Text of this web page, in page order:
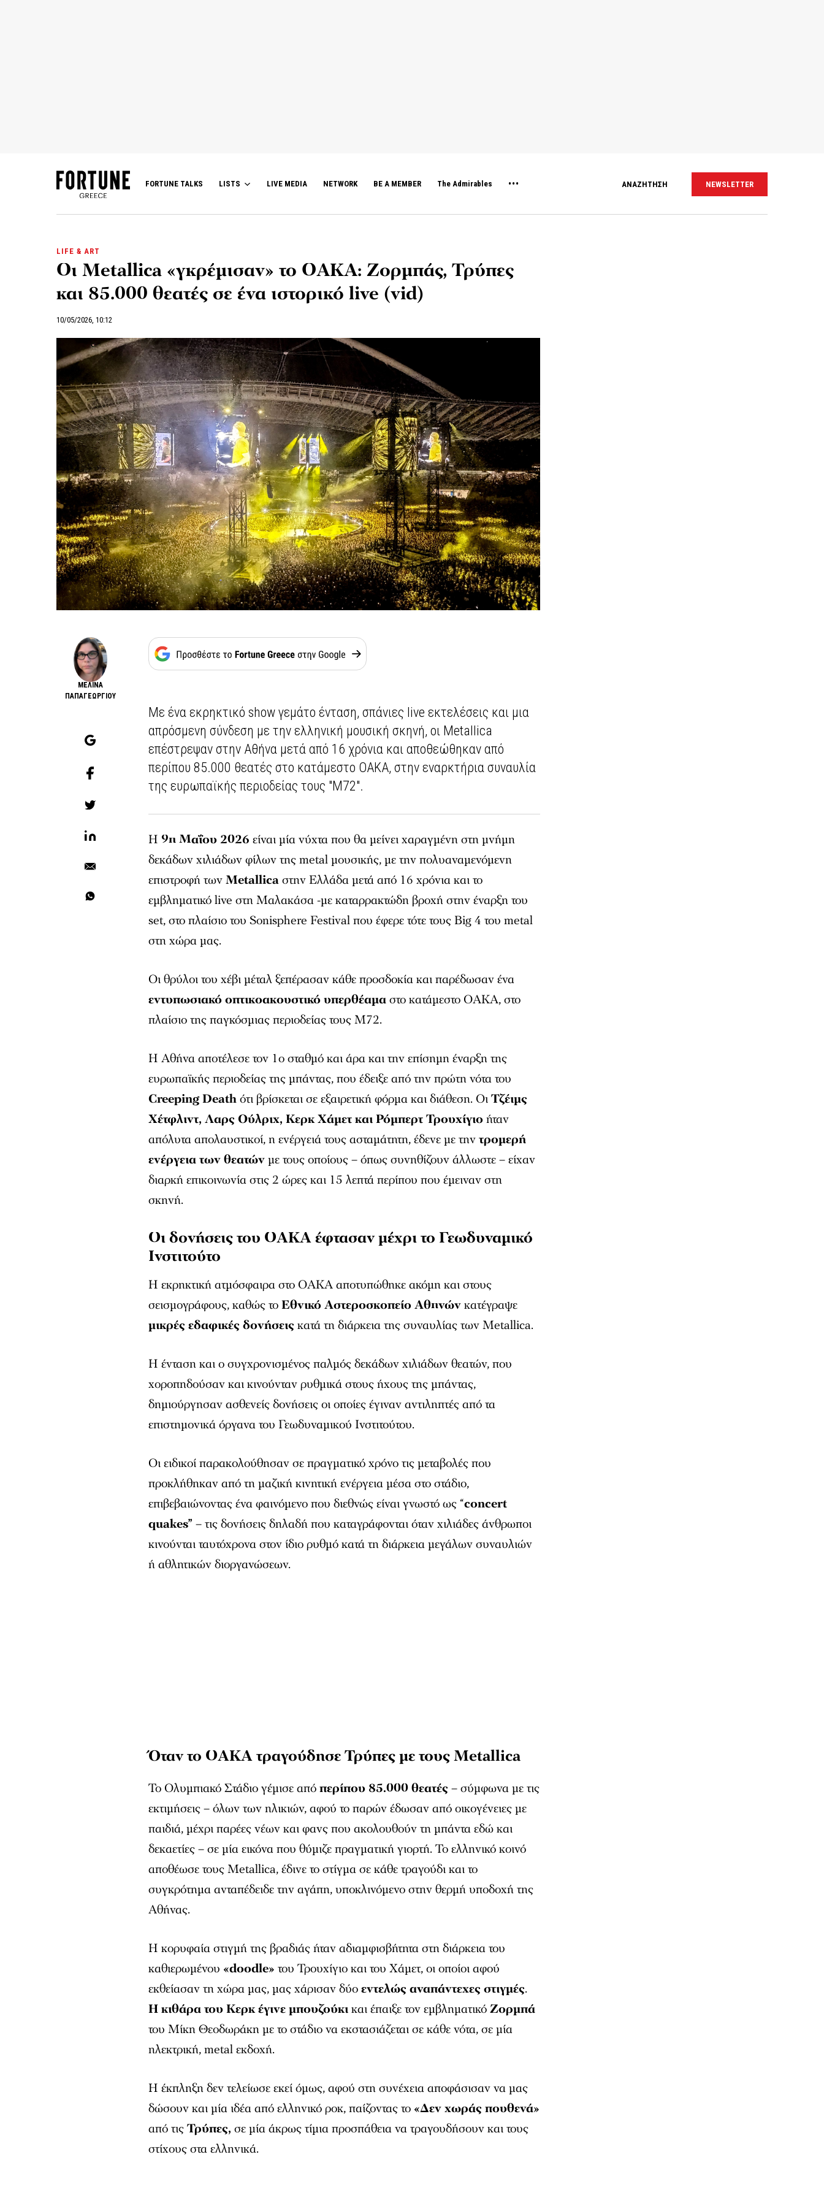
FORTUNE TALKS LISTS LIVE MEDIA NETWORK BE A MEMBER The Admirables ΑΝΑΖΗΤΗΣΗ NEWSLETTER
LIFE & ART
Οι Metallica «γκρέμισαν» το ΟΑΚΑ: Ζορμπάς, Τρύπες
και 85.000 θεατές σε ένα ιστορικό live (vid)
10/05/2026, 10:12
ΜΕΛΙΝΑ
ΠΑΠΑΓΕΩΡΓΙΟΥ
Με ένα εκρηκτικό show γεμάτο ένταση, σπάνιες live εκτελέσεις και μια
απρόσμενη σύνδεση με την ελληνική μουσική σκηνή, οι Metallica
επέστρεψαν στην Αθήνα μετά από 16 χρόνια και αποθεώθηκαν από
περίπου 85.000 θεατές στο κατάμεστο ΟΑΚΑ, στην εναρκτήρια συναυλία
της ευρωπαϊκής περιοδείας τους "M72".
Η 9η Μαΐου 2026 είναι μία νύχτα που θα μείνει χαραγμένη στη μνήμη
δεκάδων χιλιάδων φίλων της metal μουσικής, με την πολυαναμενόμενη
επιστροφή τωνMetallicaστην Ελλάδα μετά από 16 χρόνια και το
εμβληματικό live στη Μαλακάσα -με καταρρακτώδη βροχή στην έναρξη του
set, στο πλαίσιο του Sonisphere Festival που έφερε τότε τους Big 4 του metal
στη χώρα μας.
Οι θρύλοι του χέβι μέταλ ξεπέρασαν κάθε προσδοκία και παρέδωσαν ένα
εντυπωσιακό οπτικοακουστικό υπερθέαμαστο κατάμεστο ΟΑΚΑ, στο
πλαίσιο της παγκόσμιας περιοδείας τους M72.
Η Αθήνα αποτέλεσε τον 1ο σταθμό και άρα και την επίσημη έναρξη της
ευρωπαϊκής περιοδείας της μπάντας, που έδειξε από την πρώτη νότα του
Creeping Deathότι βρίσκεται σε εξαιρετική φόρμα και διάθεση. ΟιΤζέιμς
Χέτφλιντ, Λαρς Ούλριχ, Κερκ Χάμετ και Ρόμπερτ Τρουχίγιοήταν
απόλυτα απολαυστικοί, η ενέργειά τους ασταμάτητη, έδενε με τηντρομερή
ενέργεια των θεατώνμε τους οποίους – όπως συνηθίζουν άλλωστε – είχαν
διαρκή επικοινωνία στις 2 ώρες και 15 λεπτά περίπου που έμειναν στη
σκηνή.
Οι δονήσεις του ΟΑΚΑ έφτασαν μέχρι το Γεωδυναμικό
Ινστιτούτο
Η εκρηκτική ατμόσφαιρα στο ΟΑΚΑ αποτυπώθηκε ακόμη και στους
σεισμογράφους, καθώς τοΕθνικό Αστεροσκοπείο Αθηνώνκατέγραψε
μικρές εδαφικές δονήσεις κατά τη διάρκεια της συναυλίας τωνMetallica.
Η ένταση και ο συγχρονισμένος παλμός δεκάδων χιλιάδων θεατών, που
χοροπηδούσαν και κινούνταν ρυθμικά στους ήχους της μπάντας,
δημιούργησαν ασθενείς δονήσεις οι οποίες έγιναν αντιληπτές από τα
επιστημονικά όργανα του Γεωδυναμικού Ινστιτούτου.
Οι ειδικοί παρακολούθησαν σε πραγματικό χρόνο τις μεταβολές που
προκλήθηκαν από τη μαζική κινητική ενέργεια μέσα στο στάδιο,
επιβεβαιώνοντας ένα φαινόμενο που διεθνώς είναι γνωστό ως “concert
quakes” – τις δονήσεις δηλαδή που καταγράφονται όταν χιλιάδες άνθρωποι
κινούνται ταυτόχρονα στον ίδιο ρυθμό κατά τη διάρκεια μεγάλων συναυλιών
ή αθλητικών διοργανώσεων.
Όταν το ΟΑΚΑ τραγούδησε Τρύπες με τους Metallica
Το Ολυμπιακό Στάδιο γέμισε απόπερίπου 85.000 θεατές – σύμφωνα με τις
εκτιμήσεις – όλων των ηλικιών, αφού το παρών έδωσαν από οικογένειες με
παιδιά, μέχρι παρέες νέων και φανς που ακολουθούν τη μπάντα εδώ και
δεκαετίες – σε μία εικόνα που θύμιζε πραγματική γιορτή. Το ελληνικό κοινό
αποθέωσε τους Metallica, έδινε το στίγμα σε κάθε τραγούδι και το
συγκρότημα ανταπέδειδε την αγάπη, υποκλινόμενο στην θερμή υποδοχή της
Αθήνας.
Η κορυφαία στιγμή της βραδιάς ήταν αδιαμφισβήτητα στη διάρκεια του
καθιερωμένου «doodle» του Τρουχίγιο και του Χάμετ, οι οποίοι αφού
εκθείασαν τη χώρα μας, μας χάρισαν δύοεντελώς αναπάντεχες στιγμές.
Η κιθάρα του Κερκ έγινε μπουζούκικαι έπαιξε τον εμβληματικόΖορμπά
του Μίκη Θεοδωράκη με το στάδιο να εκστασιάζεται σε κάθε νότα, σε μία
ηλεκτρική, metal εκδοχή.
Η έκπληξη δεν τελείωσε εκεί όμως, αφού στη συνέχεια αποφάσισαν να μας
δώσουν και μία ιδέα από ελληνικό ροκ, παίζοντας το «Δεν χωράς πουθενά»
από τιςΤρύπες, σε μία άκρως τίμια προσπάθεια να τραγουδήσουν και τους
στίχους στα ελληνικά.